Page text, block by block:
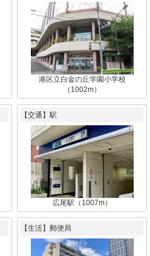
港区立白金の丘学園小学校
（1002m）
【交通】駅
広尾駅（1007m）
【生活】郵便局